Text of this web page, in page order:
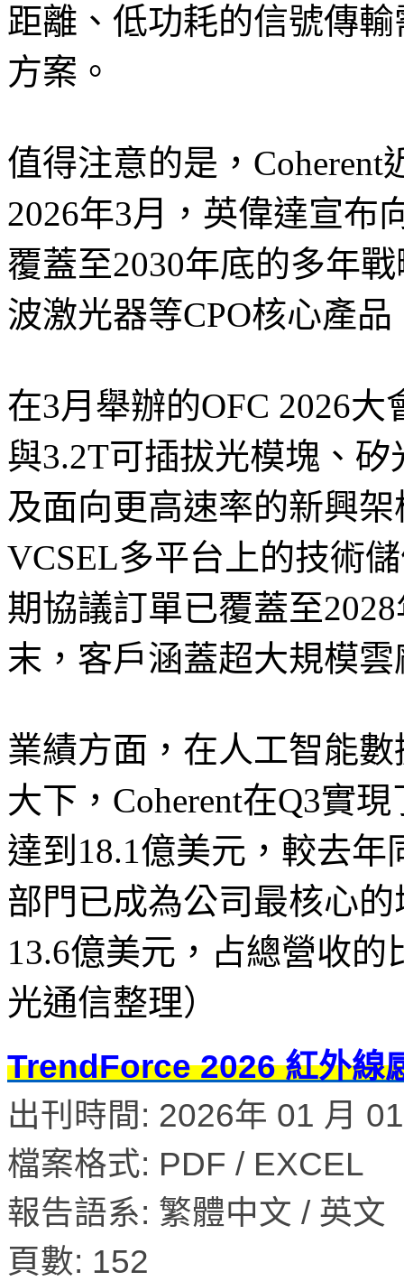
距離、低功耗的信號傳
方案。
值得注意的是，
2026年3月，英偉達宣布
覆蓋至2030年底的多年
波激光器等CPO核心產品
在3月舉辦的OFC 2026大
與3.2T可插拔光模塊、
及面向更高速率的新興
VCSEL多平台上的技術
期協議訂單已覆蓋至
末，客戶涵蓋超大規模
業績方面，在人工智能
大下，Coherent在Q3實
達到18.1億美元，較去
部門已成為公司最核心
13.6億美元，占總營收
光通信整理）
TrendForce 2026 紅外線
出刊時間: 2026年 01 月
檔案格式: PDF / EXCEL
報告語系: 繁體中文 / 英文
頁數: 152